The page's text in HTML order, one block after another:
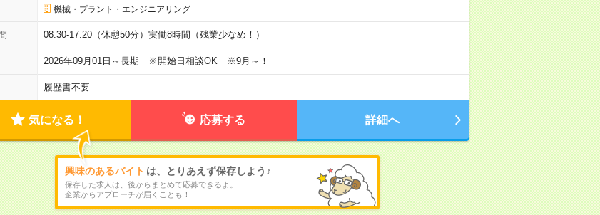
機械・プラント・エンジニアリング
08:30-17:20（休憩50分）実働8時間（残業少なめ！）
2026年09月01日～長期 ※開始日相談OK ※9月～！
履歴書不要
気になる！ 応募する 詳細へ
興味のあるバイト は、とりあえず保存しよう♪
保存した求人は、後からまとめて応募できるよ。
企業からアプローチが届くことも！